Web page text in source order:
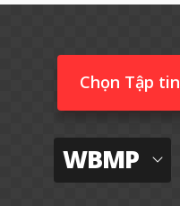
Chọn Tập tin
WBMP